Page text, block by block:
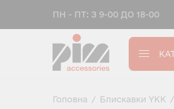
ПН - ПТ: З 9-00 ДО 18-00
Головна / Блискавки YKK /